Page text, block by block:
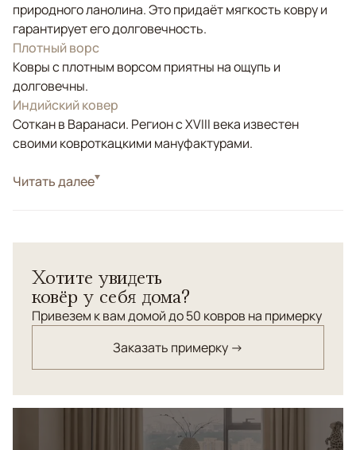
природного ланолина. Это придаёт мягкость ковру и
гарантирует его долговечность.
Плотный ворс
Ковры с плотным ворсом приятны на ощупь и
долговечны.
Индийский ковер
Соткан в Варанаси. Регион с XVIII века известен
своими ковроткацкими мануфактурами.
СтильСовременные
Читать далее
Хотите увидеть
ковёр у себя дома?
Привезем к вам домой до 50 ковров на примерку
Заказать примерку →